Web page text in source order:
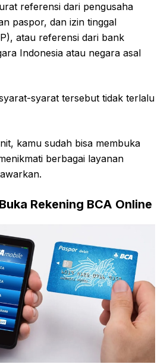
referensi dari pengusaha
paspor, dan izin tinggal
atau referensi dari bank
Indonesia atau negara asal
syarat tersebut tidak terlalu
kamu sudah bisa membuka
berbagai layanan
Rekening BCA Online